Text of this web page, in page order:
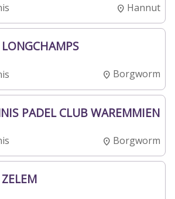
Hannut
Borgworm
PADEL CLUB WAREMMIEN
Borgworm